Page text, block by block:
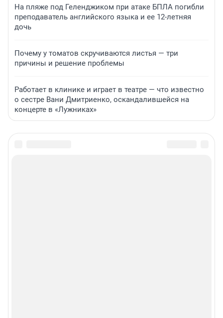
На пляже под Геленджиком при атаке БПЛА погибли
преподаватель английского языка и ее 12-летняя
дочь
Почему у томатов скручиваются листья — три
причины и решение проблемы
Работает в клинике и играет в театре — что известно
о сестре Вани Дмитриенко, оскандалившейся на
концерте в «Лужниках»